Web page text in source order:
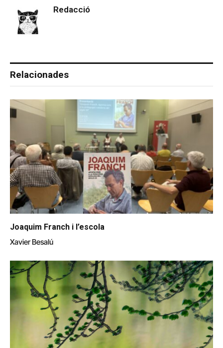
Redacció
Relacionades
Joaquim Franch i l’escola
Xavier Besalú